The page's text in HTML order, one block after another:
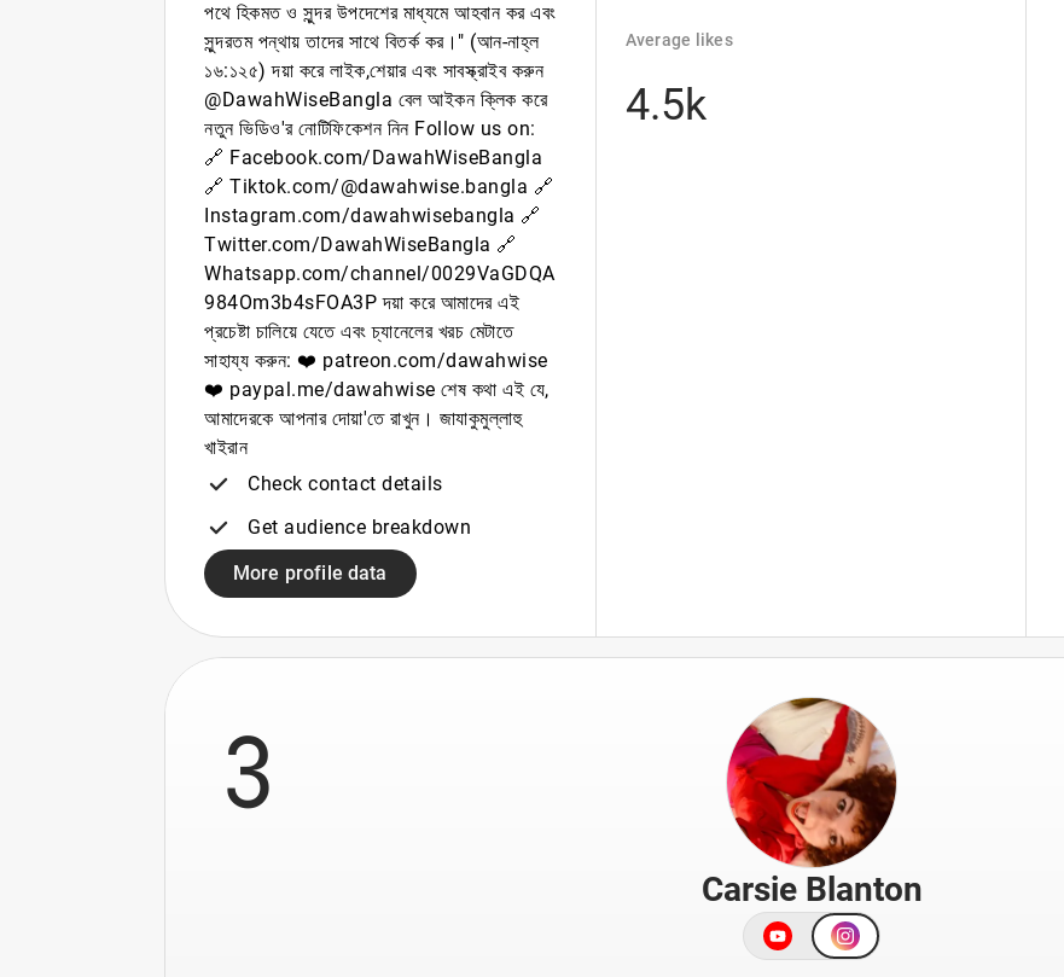
পথে হিকমত ও সুন্দর উপদেশের মাধ্যমে আহবান কর এবং
সুন্দরতম পন্থায় তাদের সাথে বিতর্ক কর।" (আন-নাহ্‌ল
১৬:১২৫) দয়া করে লাইক,শেয়ার এবং সাবস্ক্রাইব করুন
@DawahWiseBangla বেল আইকন ক্লিক করে
নতুন ভিডিও'র নোটিফিকেশন নিন Follow us on:
🔗 Facebook.com/DawahWiseBangla
🔗 Tiktok.com/@dawahwise.bangla 🔗
Instagram.com/dawahwisebangla 🔗
Twitter.com/DawahWiseBangla 🔗
Whatsapp.com/channel/0029VaGDQA
984Om3b4sFOA3P দয়া করে আমাদের এই
প্রচেষ্টা চালিয়ে যেতে এবং চ্যানেলের খরচ মেটাতে
সাহায্য করুন: ❤️ patreon.com/dawahwise
❤️ paypal.me/dawahwise শেষ কথা এই যে,
আমাদেরকে আপনার দোয়া'তে রাখুন। জাযাকুমুল্লাহু
খাইরান
Check contact details
Get audience breakdown
More profile data
Average likes
4.5k
3
Carsie Blanton